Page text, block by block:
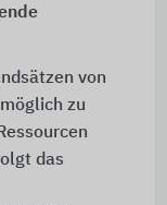
von
zu
das